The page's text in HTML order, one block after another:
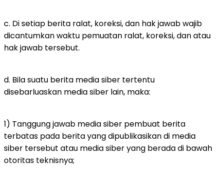
c. Di setiap berita ralat, koreksi, dan hak jawab wajib
dicantumkan waktu pemuatan ralat, koreksi, dan atau
hak jawab tersebut.
d. Bila suatu berita media siber tertentu
disebarluaskan media siber lain, maka:
1) Tanggung jawab media siber pembuat berita
terbatas pada berita yang dipublikasikan di media
siber tersebut atau media siber yang berada di bawah
otoritas teknisnya;